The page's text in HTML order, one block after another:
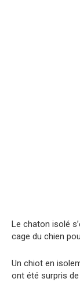
Le chaton isolé
cage du chien
Un chiot en
ont été surpris de